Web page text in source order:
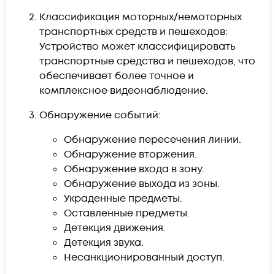
Классификация моторных/немоторных
транспортных средств и пешеходов:
Устройство может классифицировать
транспортные средства и пешеходов, что
обеспечивает более точное и
комплексное видеонаблюдение.
Обнаружение событий:
Обнаружение пересечения линии.
Обнаружение вторжения.
Обнаружение входа в зону.
Обнаружение выхода из зоны.
Украденные предметы.
Оставленные предметы.
Детекция движения.
Детекция звука.
Несанкционированный доступ.